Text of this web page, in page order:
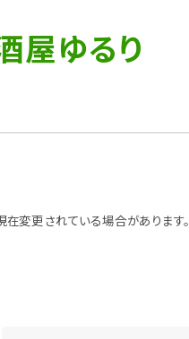
屋ゆるり
変更されている場合があります。